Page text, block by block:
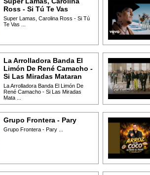
Ross - Si Tú Te Vas
Super Lamas, Carolina Ross - Si Tú
Te Vas ...
La Arrolladora Banda El
Limón De René Camacho -
Si Las Miradas Mataran
La Arrolladora Banda El Limón De
René Camacho - Si Las Miradas
Mata ...
Grupo Frontera - Pary
Grupo Frontera - Pary ...